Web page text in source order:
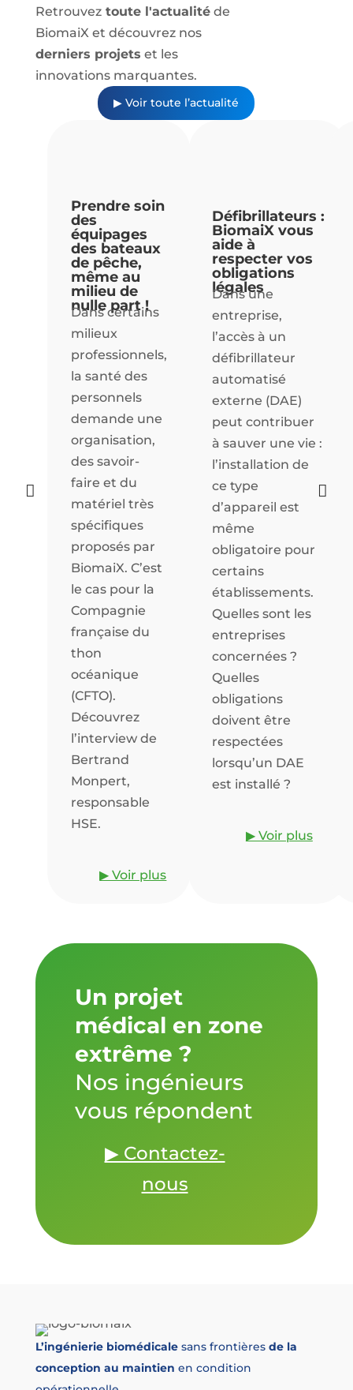
Retrouveztoute l'actualitéde
BiomaiX et découvrez nos
derniers projets et les
innovations marquantes.
▶ Voir toute l’actualité
Prendre soin
des
équipages
des bateaux
de pêche,
même au
milieu de
nulle part !
Dans certains
milieux
professionnels,
la santé des
personnels
demande une
organisation,
des savoir-
faire et du
matériel très
spécifiques
proposés par
BiomaiX. C’est
le cas pour la
Compagnie
française du
thon
océanique
(CFTO).
Découvrez
l’interview de
Bertrand
Monpert,
responsable
HSE.
▶ Voir plus
Défibrillateurs :
BiomaiX vous
aide à
respecter vos
obligations
légales
Dans une
entreprise,
l’accès à un
défibrillateur
automatisé
externe (DAE)
peut contribuer
à sauver une vie :
l’installation de
ce type
d’appareil est
même
obligatoire pour
certains
établissements.
Quelles sont les
entreprises
concernées ?
Quelles
obligations
doivent être
respectées
lorsqu’un DAE
est installé ?
▶ Voir plus
 
Un projet
médical en zone
extrême ?
Nos ingénieurs
vous répondent
▶ Contactez-
nous
L’ingénierie biomédicalesans frontières de la
conception au maintien en condition